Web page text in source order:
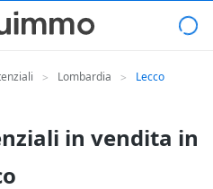
> Lombardia >
Lecco
in vendita in